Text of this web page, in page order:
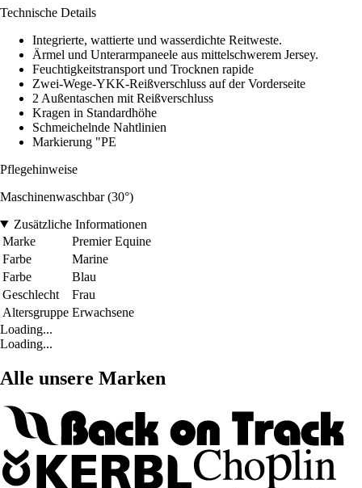
Technische Details
Integrierte, wattierte und wasserdichte Reitweste.
Ärmel und Unterarmpaneele aus mittelschwerem Jersey.
Feuchtigkeitstransport und Trocknen rapide
Zwei-Wege-YKK-Reißverschluss auf der Vorderseite
2 Außentaschen mit Reißverschluss
Kragen in Standardhöhe
Schmeichelnde Nahtlinien
Markierung "PE
Pflegehinweise
Maschinenwaschbar (30°)
Zusätzliche Informationen
Marke
Premier Equine
Farbe
Marine
Farbe
Blau
Geschlecht
Frau
Altersgruppe Erwachsene
Loading...
Loading...
Alle unsere Marken